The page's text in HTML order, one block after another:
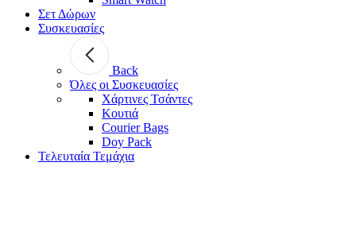
Σετ Δώρων
Συσκευασίες
Back
Όλες οι Συσκευασίες
Χάρτινες Τσάντες
Κουτιά
Courier Bags
Doy Pack
Τελευταία Τεμάχια